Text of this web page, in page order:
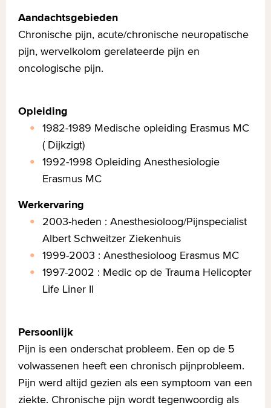
Aandachtsgebieden
Chronische pijn, acute/chronische neuropatische
pijn, wervelkolom gerelateerde pijn en
oncologische pijn.
Opleiding
1982-1989 Medische opleiding Erasmus MC
( Dijkzigt)
1992-1998 Opleiding Anesthesiologie
Erasmus MC
Werkervaring
2003-heden : Anesthesioloog/Pijnspecialist
Albert Schweitzer Ziekenhuis
1999-2003 : Anesthesioloog Erasmus MC
1997-2002 : Medic op de Trauma Helicopter
Life Liner II
Persoonlijk
Pijn is een onderschat probleem. Een op de 5
volwassenen heeft een chronisch pijnprobleem.
Pijn werd altijd gezien als een symptoom van een
ziekte. Chronische pijn wordt tegenwoordig als